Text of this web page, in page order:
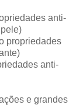
anti-
propriedades
anti-
e grandes